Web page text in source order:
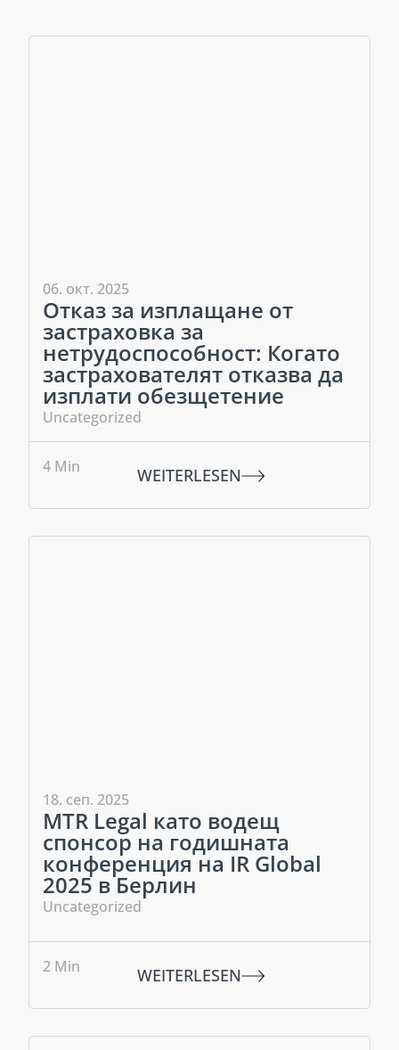
06. окт. 2025
Отказ за изплащане от
застраховка за
нетрудоспособност: Когато
застрахователят отказва да
изплати обезщетение
Uncategorized
4 Min WEITERLESEN
18. сеп. 2025
MTR Legal като водещ
спонсор на годишната
конференция на IR Global
2025 в Берлин
Uncategorized
2 Min WEITERLESEN